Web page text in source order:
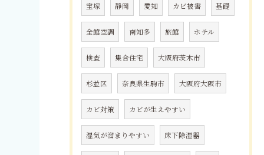
宝塚 静岡 愛知 カビ被害 基礎
全館空調 南知多 旅館 ホテル
検査 集合住宅 大阪府茨木市
杉並区 奈良県生駒市 大阪府大阪市
カビ対策 カビが生えやすい
湿気が溜まりやすい 床下除湿器